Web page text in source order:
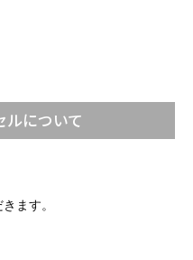
ルについて
ます。